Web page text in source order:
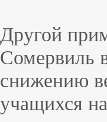
Другой
Сомервиль
снижению
учащихся